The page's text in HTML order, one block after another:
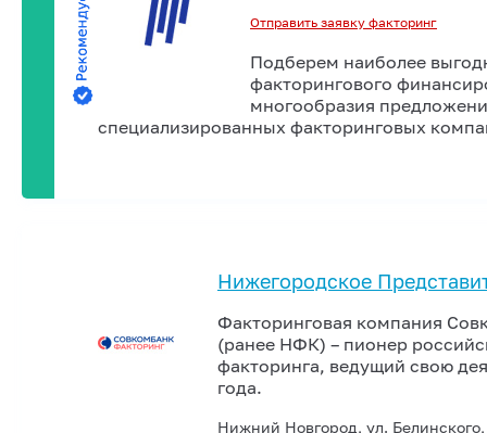
Отправить заявку факторинг
Подберем наиболее
факторингового
многообразия
специализированных факторинговых
Нижегородское
Факторинговая компания
(ранее НФК) – пионер
факторинга, ведущий свою
года.
Нижний Новгород, ул.